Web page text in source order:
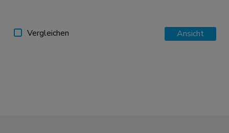
Vergleichen Ansicht